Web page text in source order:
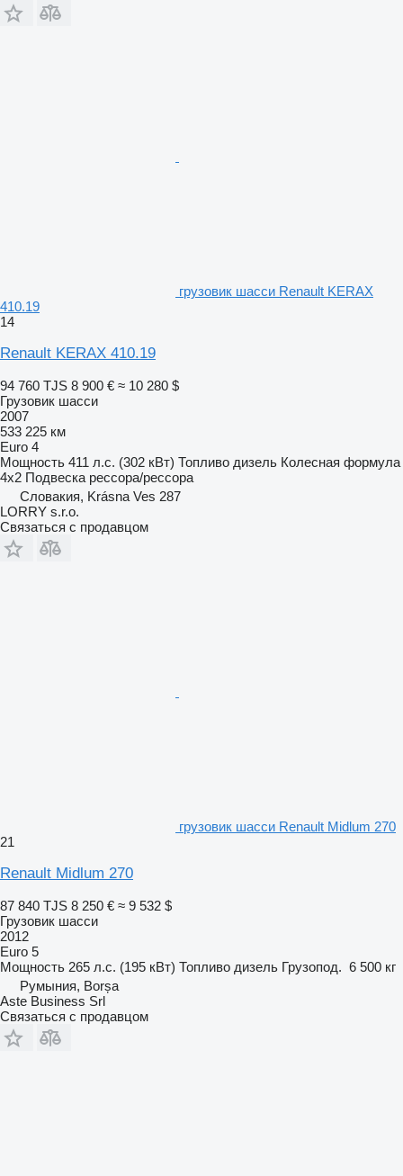
грузовик шасси Renault KERAX
410.19
14
Renault KERAX 410.19
94 760 TJS 8 900 € ≈ 10 280 $
Грузовик шасси
2007
533 225 км
Euro 4
Мощность 411 л.с. (302 кВт) Топливо дизель Колесная формула
4x2 Подвеска рессора/рессора
Словакия, Krásna Ves 287
LORRY s.r.o.
Связаться с продавцом
грузовик шасси Renault Midlum 270
21
Renault Midlum 270
87 840 TJS 8 250 € ≈ 9 532 $
Грузовик шасси
2012
Euro 5
Мощность 265 л.с. (195 кВт) Топливо дизель Грузопод. 6 500 кг
Румыния, Borșa
Aste Business Srl
Связаться с продавцом